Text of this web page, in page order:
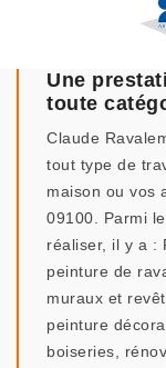
Une
toute
Claude
tout type de
maison ou vos
09100. Parmi
réaliser, il y a :
peinture de
muraux et
peinture
boiseries,